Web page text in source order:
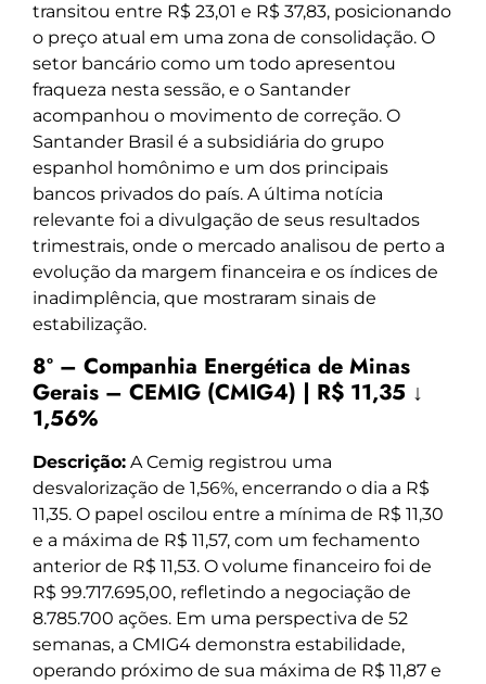
transitou entre R$ 23,01 e R$ 37,83, posicionando
o preço atual em uma zona de consolidação. O
setor bancário como um todo apresentou
fraqueza nesta sessão, e o Santander
acompanhou o movimento de correção. O
Santander Brasil é a subsidiária do grupo
espanhol homônimo e um dos principais
bancos privados do país. A última notícia
relevante foi a divulgação de seus resultados
trimestrais, onde o mercado analisou de perto a
evolução da margem financeira e os índices de
inadimplência, que mostraram sinais de
estabilização.
8º – Companhia Energética de Minas
Gerais – CEMIG (CMIG4) | R$ 11,35 ↓
1,56%
Descrição: A Cemig registrou uma
desvalorização de 1,56%, encerrando o dia a R$
11,35. O papel oscilou entre a mínima de R$ 11,30
e a máxima de R$ 11,57, com um fechamento
anterior de R$ 11,53. O volume financeiro foi de
R$ 99.717.695,00, refletindo a negociação de
8.785.700 ações. Em uma perspectiva de 52
semanas, a CMIG4 demonstra estabilidade,
operando próximo de sua máxima de R$ 11,87 e